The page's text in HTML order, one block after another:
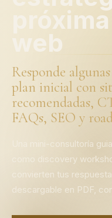
web
Responde
plan inicial con
recomendadas,
FAQs, SEO y
Una mini-consultoría
como discovery
convierten tus
descargable en PDF,